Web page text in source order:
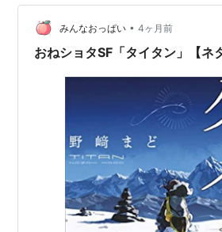
みんなおっぱい • 4ヶ月前
おねショタSF「タイタン」【ネ